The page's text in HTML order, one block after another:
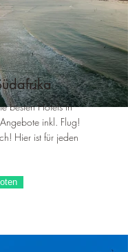
besten Hotels in
inkl. Flug!
Hier ist für jeden